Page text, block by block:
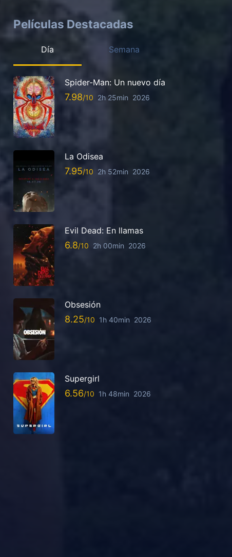
Películas Destacadas
Día Semana
Spider-Man: Un nuevo día
7.98 2h 25min 2026
La Odisea
7.95 2h 52min 2026
Evil Dead: En llamas
6.8 2h 00min 2026
Obsesión
8.25 1h 40min 2026
Supergirl
6.56 1h 48min 2026